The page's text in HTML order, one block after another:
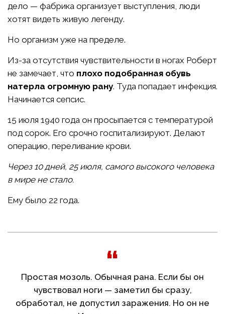
дело — фабрика организует выступления, люди
хотят видеть живую легенду.
Но организм уже на пределе.
Из-за отсутствия чувствительности в ногах Роберт
не замечает, что плохо подобранная обувь
натерла огромную рану. Туда попадает инфекция.
Начинается сепсис.
15 июля 1940 года он просыпается с температурой
под сорок. Его срочно госпитализируют. Делают
операцию, переливание крови.
Через 10 дней, 25 июля, самого высокого человека
в мире не стало.
Ему было 22 года.
Простая мозоль. Обычная рана. Если бы он
чувствовал ноги — заметил бы сразу,
обработал, не допустил заражения. Но он не